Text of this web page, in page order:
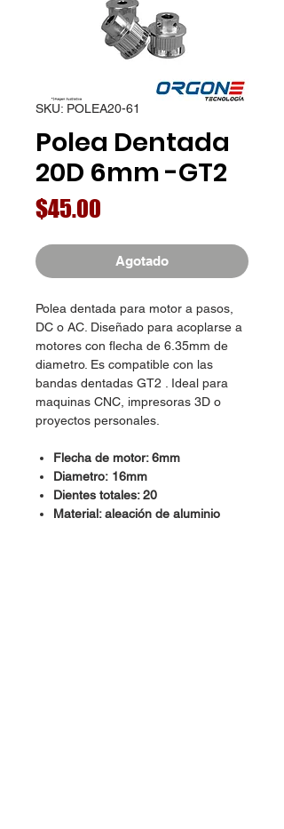
SKU: POLEA20-61
Polea Dentada
20D 6mm -GT2
$45.00
Agotado
Polea dentada para motor a pasos,
DC o AC. Diseñado para acoplarse a
motores con flecha de 6.35mm de
diametro. Es compatible con las
bandas dentadas GT2 . Ideal para
maquinas CNC, impresoras 3D o
proyectos personales.
Flecha de motor: 6mm
Diametro: 16mm
Dientes totales: 20
Material: aleación de aluminio